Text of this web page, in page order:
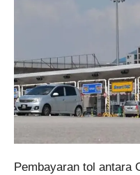
Pembayaran tol antara